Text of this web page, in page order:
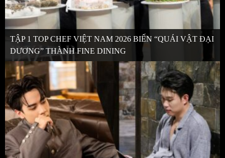
TẬP 1 TOP CHEF VIỆT NAM 2026 BIẾN “QUÁI VẬT ĐẠI
DƯƠNG” THÀNH FINE DINING